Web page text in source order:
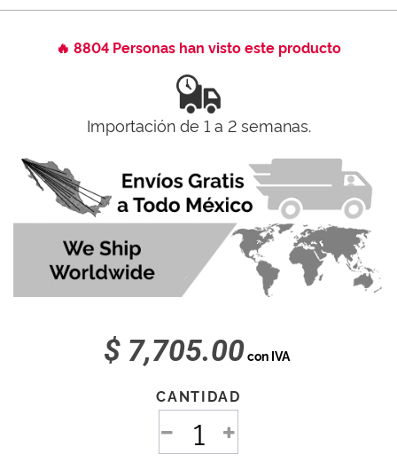
🔥 8804 Personas han visto este producto
Importación de 1 a 2 semanas.
$ 7,705.00con IVA
CANTIDAD